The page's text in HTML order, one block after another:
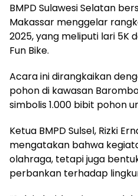
BMPD Sulawesi Selatan
Makassar menggelar
2025, yang meliputi lari 5K
Fun Bike.
Acara ini dirangkaikan
pohon di kawasan
simbolis 1.000 bibit pohon
Ketua BMPD Sulsel, Rizki
mengatakan bahwa
olahraga, tetapi juga
perbankan terhadap